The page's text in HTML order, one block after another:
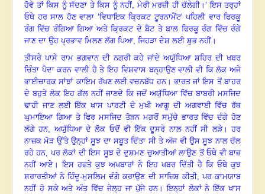
ਹੋਵੇ ਤਾਂ ਕਿਸ ਨੂੰ ਸੱਦਣਾ ਤੇ ਕਿਸ ਨੂੰ ਨਹੀਂ, ਮੇਰੀ ਮਰਜ਼ੀ ਹੀ ਚੱਲੇਗੀ। ’ ਇਸ ਤਰ੍ਹਾਂ
ਓਥੇ ਹਰ ਸਾਲ ਹੋਣ ਵਾਲਾ ‘ਵਿਧਾਇਕ ਕ੍ਰਿਕਟ ਟੂਰਨਾਮੈਂਟ’ ਪਹਿਲੀ ਵਾਰ ਫਿਰਕੂ
ਰੰਗ ਵਿੱਚ ਰੰਗਿਆ ਗਿਆ ਅਤੇ ਕ੍ਰਿਕਟ ਦੇ ਬੈਟ ਤੇ ਬਾਲ ਫਿਰਕੂ ਰੰਗ ਵਿੱਚ ਰੰਗੇ
ਜਾਣ ਦਾ ਉਹ ਪ੍ਰਭਾਵ ਮਿਲਣ ਲੱਗ ਪਿਆ, ਜਿਹੜਾ ਦੇਸ਼ ਲਈ ਸ਼ੁਭ ਨਹੀਂ।
ਤੀਸਰੇ ਪਾਸੇ ਰਾਮ ਭਗਵਾਨ ਦੀ ਨਗਰੀ ਕਹੇ ਜਾਂਦੇ ਅਯੁੱਧਿਆ ਸ਼ਹਿਰ ਦੀ ਖਬਰ
ਚਿੰਤਾ ਪੈਦਾ ਕਰਨ ਵਾਲੀ ਹੈ ਤੇ ਇਹ ਵਿਸ਼ਵਾਸ ਬਨ੍ਹਾਉਣ ਵਾਲੀ ਵੀ ਕਿ ਲੋਕ ਅਜੇ
ਭਾਈਚਾਰਕ ਸਾਂਝਾਂ ਕਾਇਮ ਰੱਖਣ ਲਈ ਵਚਨਬੱਧ ਹਨ। ਭਾਰਤ ਜਾਂ ਇਸ ਤੋਂ ਬਾਹਰ
ਦੇ ਬਹੁਤੇ ਲੋਕ ਇਹ ਗੱਲ ਨਹੀਂ ਜਾਣਦੇ ਕਿ ਜਦੋਂ ਅਯੁੱਧਿਆ ਵਿੱਚ ਬਾਬਰੀ ਮਸਜਿਦ
ਢਾਹੀ ਜਾਣ ਲਈ ਇੱਕ ਖਾਸ ਪਾਰਟੀ ਦੇ ਮੁਖੀ ਆਗੂ ਦੀ ਅਗਵਾਈ ਵਿੱਚ ਰੱਥ
ਘੁਮਾਇਆ ਗਿਆ ਤੇ ਫਿਰ ਮਸਜਿਦ ਤੋੜਨ ਮਗਰੋਂ ਸਮੁੱਚੇ ਭਾਰਤ ਵਿੱਚ ਦੰਗੇ ਹੋਣ
ਲੱਗੇ ਹਨ, ਅਯੁੱਧਿਆ ਦੇ ਲੋਕ ਓਦੋਂ ਵੀ ਇੱਕ ਦੂਸਰੇ ਨਾਲ ਨਹੀਂ ਸੀ ਲੜੇ।ਹਰ
ਨਾਜ਼ਕ ਮੋੜ ਉੱਤੇ ਉਨ੍ਹਾਂ ਸੂਝ ਦਾ ਸਬੂਤ ਦਿੱਤਾ ਸੀ ਤੇ ਅੱਜ ਵੀ ਉਸ ਸੂਝ ਨਾਲ ਚੱਲ
ਰਹੇ ਹਨ, ਪਰ ਲੋਕਾਂ ਦੀ ਇਸ ਸੂਝ ਦੇ ਦੁਸ਼ਮਣ ਚੁਆਤੀਆਂ ਲਾਉਣ ਤੋਂ ਓਥੇ ਵੀ ਬਾਜ਼
ਨਹੀਂ ਆਏ ।ਇਸ ਹਫਤੇ ਕੁਝ ਅਖਬਾਰਾਂ ਨੇ ਇਹ ਖਬਰ ਦਿੱਤੀ ਹੈ ਕਿ ਓਥੇ ਕੁਝ
ਸ਼ਰਾਰਤੀਆਂ ਨੇ ਹਿੰਦੂ-ਮੁਸਲਿਮ ਦੰਗੇ ਕਰਾਉਣ ਦੀ ਸਾਜ਼ਿਸ਼ ਕੀਤੀ, ਪਰ ਕਾਮਯਾਬ
ਨਹੀਂ ਹੋ ਸਕੇ ਅਤੇ ਅੰਤ ਵਿੱਚ ਜੇਲ੍ਹ ਜਾ ਪੁੱਜੇ ਹਨ।ਇਨ੍ਹਾਂ ਲੋਕਾਂ ਨੇ ਇੱਕ ਖਾਸ